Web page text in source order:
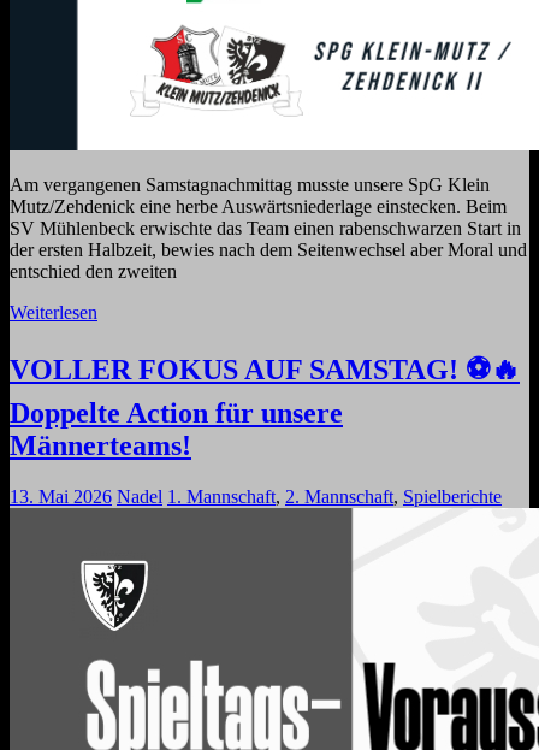
Am vergangenen Samstagnachmittag musste unsere SpG Klein
Mutz/Zehdenick eine herbe Auswärtsniederlage einstecken. Beim
SV Mühlenbeck erwischte das Team einen rabenschwarzen Start in
der ersten Halbzeit, bewies nach dem Seitenwechsel aber Moral und
entschied den zweiten
Weiterlesen
VOLLER FOKUS AUF SAMSTAG! ⚽️🔥
Doppelte Action für unsere
Männerteams!
13. Mai 2026 Nadel 1. Mannschaft, 2. Mannschaft, Spielberichte